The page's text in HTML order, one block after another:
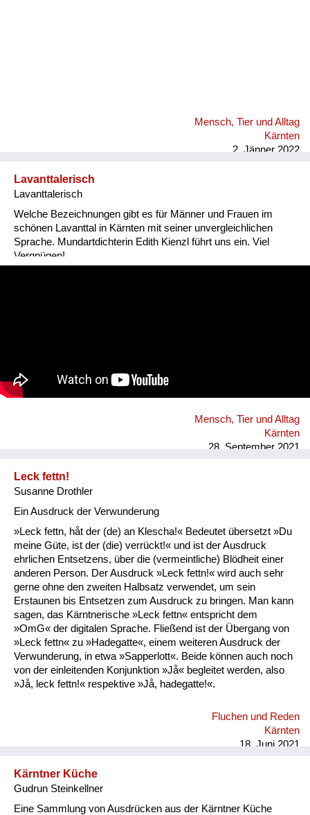
Mensch, Tier und Alltag
Kärnten
2. Jänner 2022
Lavanttalerisch
Lavanttalerisch
Welche Bezeichnungen gibt es für Männer und Frauen im
schönen Lavanttal in Kärnten mit seiner unvergleichlichen
Sprache. Mundartdichterin Edith Kienzl führt uns ein. Viel
Vergnügen!
Mensch, Tier und Alltag
Kärnten
28. September 2021
Leck fettn!
Susanne Drothler
Ein Ausdruck der Verwunderung
»Leck fettn, håt der (de) an Klescha!« Bedeutet übersetzt »Du
meine Güte, ist der (die) verrückt!« und ist der Ausdruck
ehrlichen Entsetzens, über die (vermeintliche) Blödheit einer
anderen Person. Der Ausdruck »Leck fettn!« wird auch sehr
gerne ohne den zweiten Halbsatz verwendet, um sein
Erstaunen bis Entsetzen zum Ausdruck zu bringen. Man kann
sagen, das Kärntnerische »Leck fettn« entspricht dem
»OmG« der digitalen Sprache. Fließend ist der Übergang von
»Leck fettn« zu »Hadegatte«, einem weiteren Ausdruck der
Verwunderung, in etwa »Sapperlott«. Beide können auch noch
von der einleitenden Konjunktion »Jå« begleitet werden, also
»Jå, leck fettn!« respektive »Jå, hadegatte!«.
Fluchen und Reden
Kärnten
18. Juni 2021
Kärntner Küche
Gudrun Steinkellner
Eine Sammlung von Ausdrücken aus der Kärntner Küche